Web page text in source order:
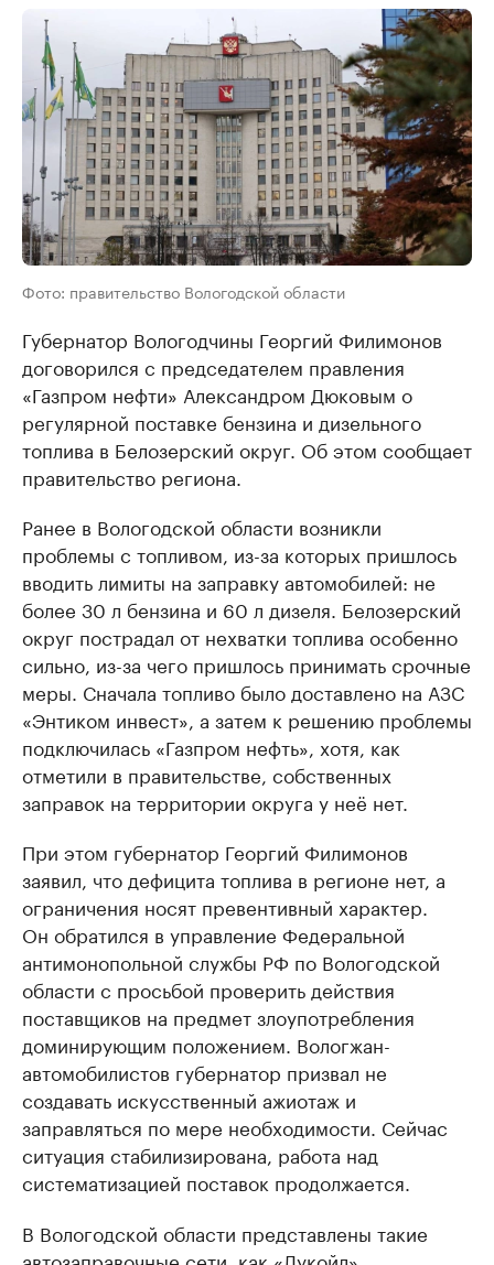
Фото: правительство Вологодской области
Губернатор Вологодчины Георгий Филимонов
договорился с председателем правления
«Газпром нефти» Александром Дюковым о
регулярной поставке бензина и дизельного
топлива в Белозерский округ. Об этом сообщает
правительство региона.
Ранее в Вологодской области возникли
проблемы с топливом, из-за которых пришлось
вводить лимиты на заправку автомобилей: не
более 30 л бензина и 60 л дизеля. Белозерский
округ пострадал от нехватки топлива особенно
сильно, из-за чего пришлось принимать срочные
меры. Сначала топливо было доставлено на АЗС
«Энтиком инвест», а затем к решению проблемы
подключилась «Газпром нефть», хотя, как
отметили в правительстве, собственных
заправок на территории округа у неё нет.
При этом губернатор Георгий Филимонов
заявил, что дефицита топлива в регионе нет, а
ограничения носят превентивный характер.
Он обратился в управление Федеральной
антимонопольной службы РФ по Вологодской
области с просьбой проверить действия
поставщиков на предмет злоупотребления
доминирующим положением. Вологжан-
автомобилистов губернатор призвал не
создавать искусственный ажиотаж и
заправляться по мере необходимости. Сейчас
ситуация стабилизирована, работа над
систематизацией поставок продолжается.
В Вологодской области представлены такие
автозаправочные сети, как «Лукойл»,